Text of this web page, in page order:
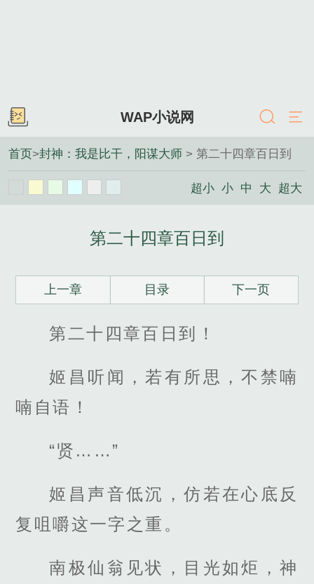
WAP小说网
首页>封神：我是比干，阳谋大师 > 第二十四章百日到
超小 小 中 大 超大
第二十四章百日到
上一章 目录 下一页
第二十四章百日到！
姬昌听闻，若有所思，不禁喃
喃自语！
“贤……”
姬昌声音低沉，仿若在心底反
复咀嚼这一字之重。
南极仙翁见状，目光如炬，神